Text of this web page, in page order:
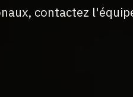
contactez